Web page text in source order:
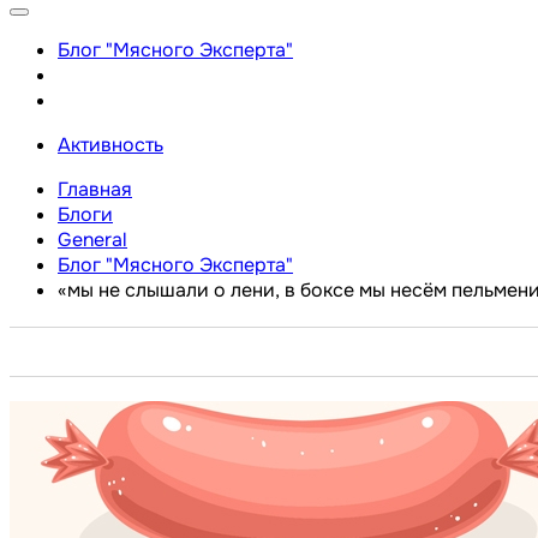
Блог "Мясного Эксперта"
Активность
Главная
Блоги
General
Блог "Мясного Эксперта"
«мы не слышали о лени, в боксе мы несём